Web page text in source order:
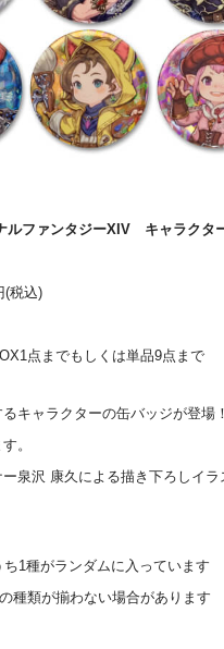
ルファンタジーXIV キャラクタ
(税込)
点までもしくは単品9点まで
るキャラクターの缶バッジが登場
。
泉沢 康久による描き下ろしイラ
1種がランダムに入っています
種類が揃わない場合があります